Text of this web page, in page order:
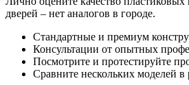
дверей – нет аналогов в городе.
Стандартные и премиум
Консультации от опытных
Посмотрите и протестируйте
Сравните нескольких моделей в